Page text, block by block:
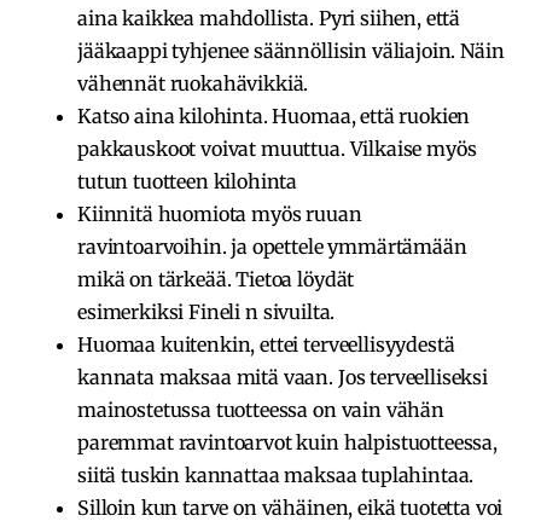
aina kaikkea mahdollista. Pyri siihen, että
jääkaappi tyhjenee säännöllisin väliajoin. Näin
vähennät ruokahävikkiä.
Katso aina kilohinta. Huomaa, että ruokien
pakkauskoot voivat muuttua. Vilkaise myös
tutun tuotteen kilohinta
Kiinnitä huomiota myös ruuan
ravintoarvoihin. ja opettele ymmärtämään
mikä on tärkeää. Tietoa löydät
esimerkiksiFineli n sivuilta.
Huomaa kuitenkin, ettei terveellisyydestä
kannata maksaa mitä vaan. Jos terveelliseksi
mainostetussa tuotteessa on vain vähän
paremmat ravintoarvot kuin halpistuotteessa,
siitä tuskin kannattaa maksaa tuplahintaa.
Silloin kun tarve on vähäinen, eikä tuotetta voi